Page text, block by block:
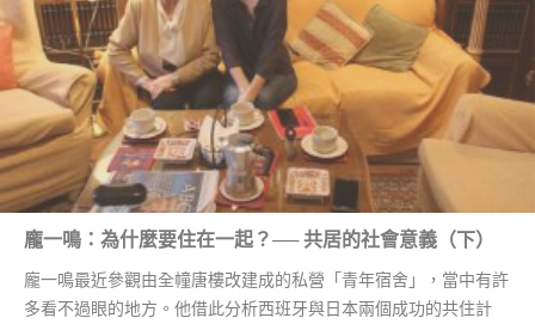
龐一鳴：為什麼要住在一起？── 共居的社會意義（下）
龐一鳴最近參觀由全幢唐樓改建成的私營「青年宿舍」，當中有許
多看不過眼的地方。他借此分析西班牙與日本兩個成功的共住計